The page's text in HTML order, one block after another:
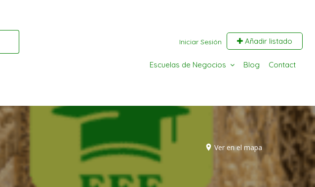
Iniciar Sesión Añadir listado
Escuelas de Negocios Blog Contact
Ver en el mapa